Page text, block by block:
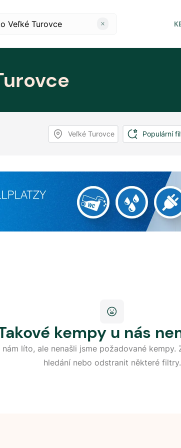
Veľké Turovce Populární
kempy u nás
nám líto, ale nenašli jsme požadované kempy.
hledání nebo odstranit některé filtry.